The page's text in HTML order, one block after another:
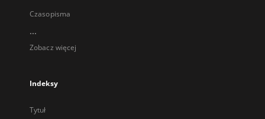
Czasopisma
...
Zobacz więcej
Indeksy
Tytuł